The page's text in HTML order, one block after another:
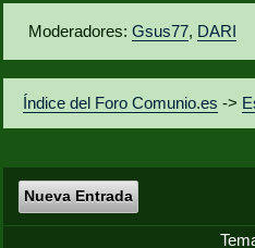
Moderadores:Gsus77, DARI
Índice del Foro Comunio.es ->
Nueva Entrada